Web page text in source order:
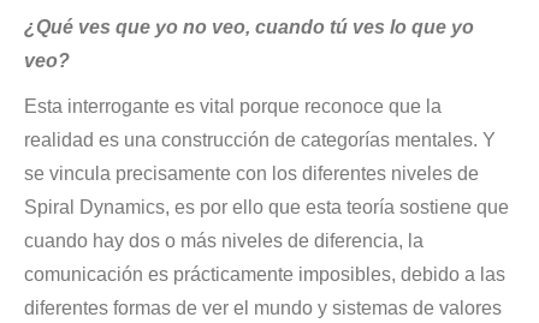
¿Qué ves que yo no veo, cuando tú ves lo que yo
veo?
Esta interrogante es vital porque reconoce que la
realidad es una construcción de categorías mentales. Y
se vincula precisamente con los diferentes niveles de
Spiral Dynamics, es por ello que esta teoría sostiene que
cuando hay dos o más niveles de diferencia, la
comunicación es prácticamente imposibles, debido a las
diferentes formas de ver el mundo y sistemas de valores